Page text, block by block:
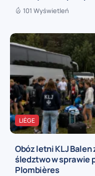
101 Wyświetleń
LIÈGE
Obóz letni KLJ
śledztwo w sprawie
Plombières